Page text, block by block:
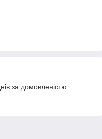
за домовленістю